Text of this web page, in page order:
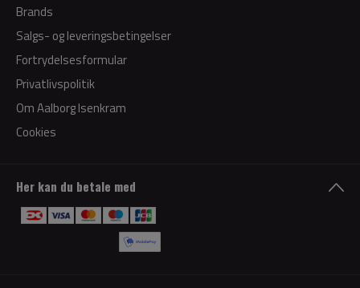
Brands
Salgs- og leveringsbetingelser
Fortrydelsesformular
Privatlivspolitik
Om Aalborg Isenkram
Cookies
Her kan du betale med